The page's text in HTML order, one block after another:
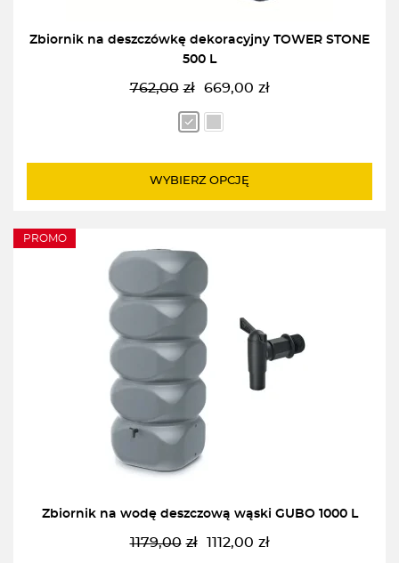
Zbiornik na deszczówkę dekoracyjny TOWER STONE
500 L
762,00 zł
Pierwotna
cena
wynosiła:
669,00 zł
Aktualna
cena
wynosi:
WYBIERZ OPCJĘ
PROMO
Zbiornik na wodę deszczową wąski GUBO 1000 L
1179,00 zł
Pierwotna
1112,00 zł
Aktualna